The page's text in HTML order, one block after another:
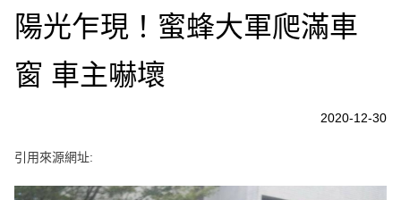
陽光乍現！蜜蜂大軍爬滿車
窗 車主嚇壞
2020-12-30
引用來源網址: